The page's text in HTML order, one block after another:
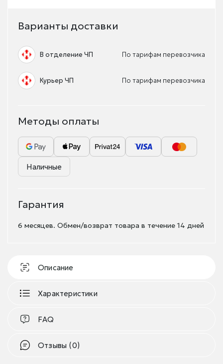
Варианты доставки
В отделение ЧП По тарифам перевозчика
Курьер ЧП По тарифам перевозчика
Методы оплаты
Наличные
Гарантия
6 месяцев. Обмен/возврат товара в течение 14 дней
Описание
Характеристики
FAQ
Отзывы (0)